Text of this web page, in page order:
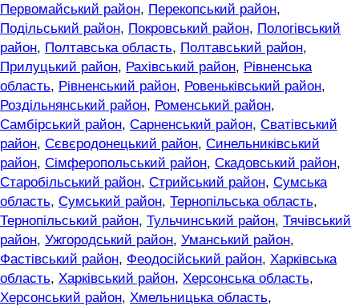
Первомайський район, Перекопський район,
Подільський район, Покровський район, Пологівський
район, Полтавська область, Полтавський район,
Прилуцький район, Рахівський район, Рівненська
область, Рівненський район, Ровеньківський район,
Роздільнянський район, Роменський район,
Самбірський район, Сарненський район, Сватівський
район, Сєвєродонецький район, Синельниківський
район, Сімферопольський район, Скадовський район,
Старобільський район, Стрийський район, Сумська
область, Сумський район, Тернопільська область,
Тернопільський район, Тульчинський район, Тячівський
район, Ужгородський район, Уманський район,
Фастівський район, Феодосійський район, Харківська
область, Харківський район, Херсонська область,
Херсонський район, Хмельницька область,